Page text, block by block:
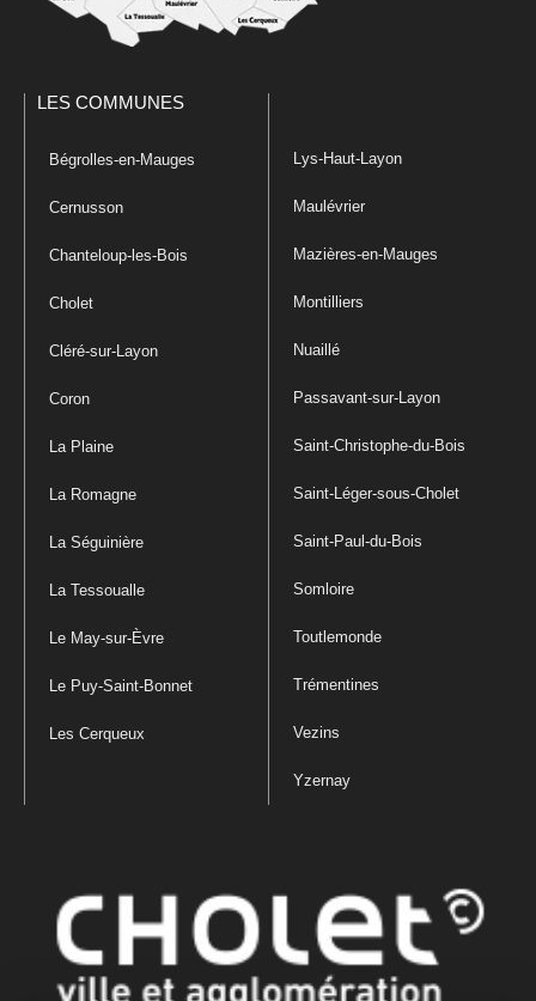
LES COMMUNES
Bégrolles-en-Mauges
Cernusson
Chanteloup-les-Bois
Cholet
Cléré-sur-Layon
Coron
La Plaine
La Romagne
La Séguinière
La Tessoualle
Le May-sur-Èvre
Le Puy-Saint-Bonnet
Les Cerqueux
Lys-Haut-Layon
Maulévrier
Mazières-en-Mauges
Montilliers
Nuaillé
Passavant-sur-Layon
Saint-Christophe-du-Bois
Saint-Léger-sous-Cholet
Saint-Paul-du-Bois
Somloire
Toutlemonde
Trémentines
Vezins
Yzernay